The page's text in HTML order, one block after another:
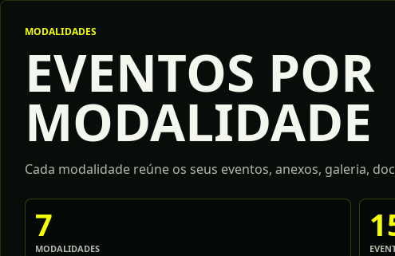
MODALIDADES
EVENTOS POR
MODALIDADE
Cada modalidade reúne os seus eventos, anexos, galeria,
7
MODALIDADES